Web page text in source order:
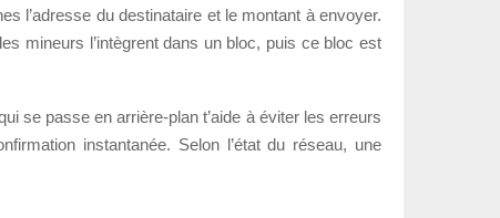
l’adresse du destinataire et le montant à envoyer.
mineurs l’intègrent dans un bloc, puis ce bloc est
se passe en arrière-plan t’aide à éviter les erreurs
instantanée. Selon l’état du réseau, une